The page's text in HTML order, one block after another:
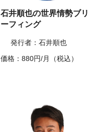
石井順也の世界情勢ブリ
ーフィング
発行者：石井順也
価格：880円/月（税込）